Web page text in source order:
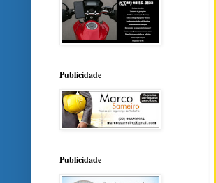
Publicidade
Publicidade